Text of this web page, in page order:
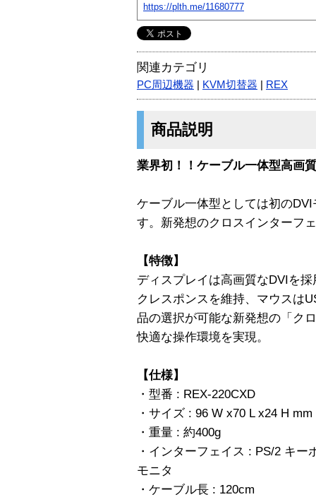
https://plth.me/11680777
関連カテゴリ
PC周辺機器 KVM切替器 REX
商品説明
業界初！！ケーブル一体型高画
ケーブル一体型としては初の
す。新発想のクロスインターフ
【特徴】
ディスプレイは高画質なDVIを
クレスポンスを維持、マウスは
品の選択が可能な新発想の「ク
快適な操作環境を実現。
【仕様】
・型番 : REX-220CXD
・サイズ : 96 W x70 L x24 H mm
・重量 : 約400g
・インターフェイス : PS/2 キ
モニタ
・ケーブル長 : 120cm